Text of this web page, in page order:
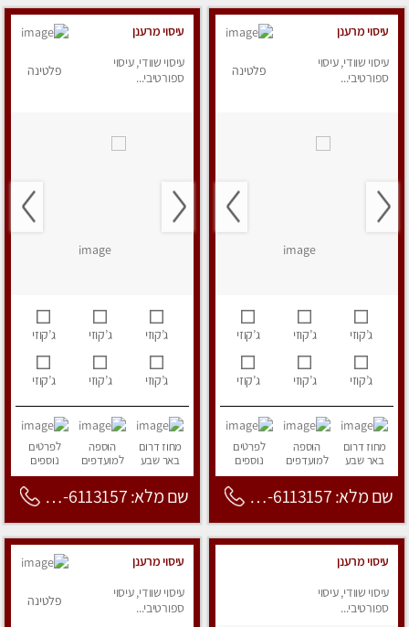
עיסוי מרענן
עיסוי שוודי, עיסוי
ספורטיבי...
פלטינה
ג’קוזי ג’קוזי ג’קוזי
ג’קוזי ג’קוזי ג’קוזי
מחוז דרום
באר שבע
הוספה
למועדפים
לפרטים
נוספים
שם מלא: 053-6113157
עיסוי מרענן
עיסוי שוודי, עיסוי
ספורטיבי...
פלטינה
ג’קוזי ג’קוזי ג’קוזי
ג’קוזי ג’קוזי ג’קוזי
מחוז דרום
באר שבע
הוספה
למועדפים
לפרטים
נוספים
שם מלא: 053-6113157
עיסוי מרענן
עיסוי שוודי, עיסוי
ספורטיבי...
עיסוי מרענן
עיסוי שוודי, עיסוי
ספורטיבי...
פלטינה